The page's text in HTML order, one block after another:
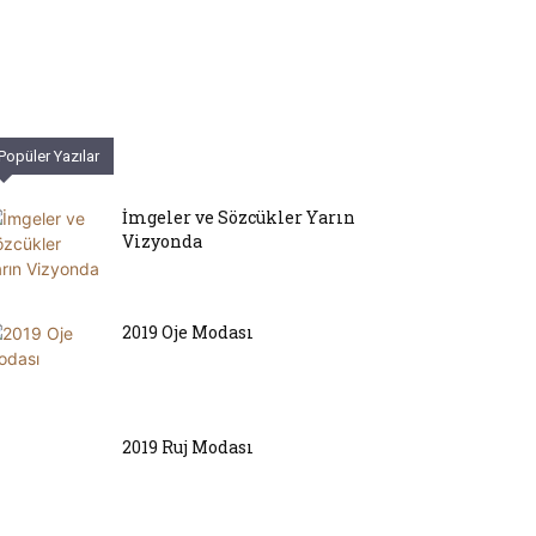
Yazılar
İmgeler ve Sözcükler Yarın
Vizyonda
2019 Oje Modası
2019 Ruj Modası